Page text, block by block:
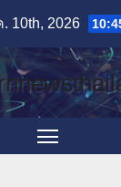
10th, 2026